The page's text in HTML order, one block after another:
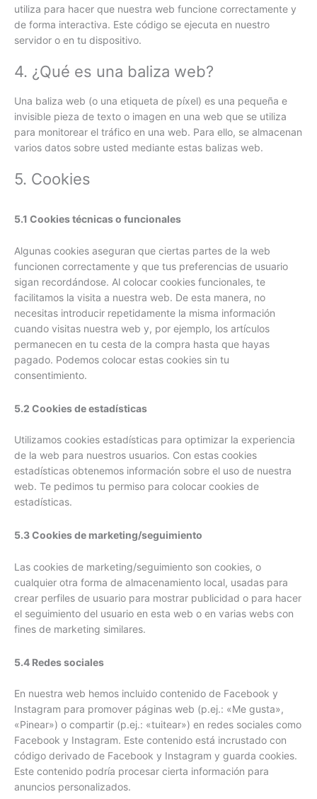
utiliza para hacer que nuestra web funcione correctamente y
de forma interactiva. Este código se ejecuta en nuestro
servidor o en tu dispositivo.
4. ¿Qué es una baliza web?
Una baliza web (o una etiqueta de píxel) es una pequeña e
invisible pieza de texto o imagen en una web que se utiliza
para monitorear el tráfico en una web. Para ello, se almacenan
varios datos sobre usted mediante estas balizas web.
5. Cookies
5.1 Cookies técnicas o funcionales
Algunas cookies aseguran que ciertas partes de la web
funcionen correctamente y que tus preferencias de usuario
sigan recordándose. Al colocar cookies funcionales, te
facilitamos la visita a nuestra web. De esta manera, no
necesitas introducir repetidamente la misma información
cuando visitas nuestra web y, por ejemplo, los artículos
permanecen en tu cesta de la compra hasta que hayas
pagado. Podemos colocar estas cookies sin tu
consentimiento.
5.2 Cookies de estadísticas
Utilizamos cookies estadísticas para optimizar la experiencia
de la web para nuestros usuarios. Con estas cookies
estadísticas obtenemos información sobre el uso de nuestra
web. Te pedimos tu permiso para colocar cookies de
estadísticas.
5.3 Cookies de marketing/seguimiento
Las cookies de marketing/seguimiento son cookies, o
cualquier otra forma de almacenamiento local, usadas para
crear perfiles de usuario para mostrar publicidad o para hacer
el seguimiento del usuario en esta web o en varias webs con
fines de marketing similares.
5.4 Redes sociales
En nuestra web hemos incluido contenido de Facebook y
Instagram para promover páginas web (p.ej.: «Me gusta»,
«Pinear») o compartir (p.ej.: «tuitear») en redes sociales como
Facebook y Instagram. Este contenido está incrustado con
código derivado de Facebook y Instagram y guarda cookies.
Este contenido podría procesar cierta información para
anuncios personalizados.